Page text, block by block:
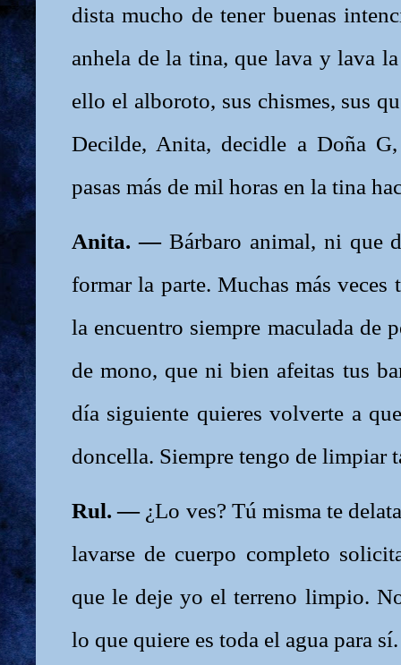
dista mucho de tener buenas
anhela de la tina, que lava y lava
ello el alboroto, sus chismes, sus
Decilde, Anita, decidle a Doña
pasas más de mil horas en la tina
Anita. — Bárbaro animal, ni que
formar la parte. Muchas más veces
la encuentro siempre maculada de
de mono, que ni bien afeitas tus
día siguiente quieres volverte a
doncella. Siempre tengo de limpiar
Rul. — ¿Lo ves? Tú misma te
lavarse de cuerpo completo
que le deje yo el terreno limpio.
lo que quiere es toda el agua para